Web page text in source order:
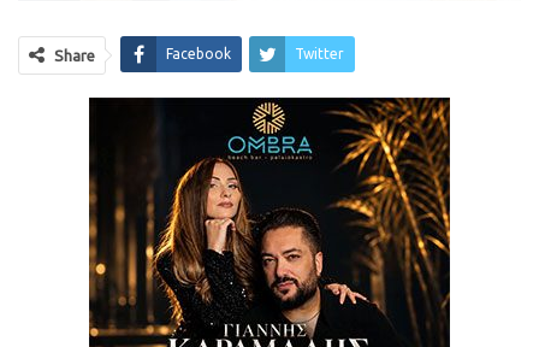
Share Facebook Twitter